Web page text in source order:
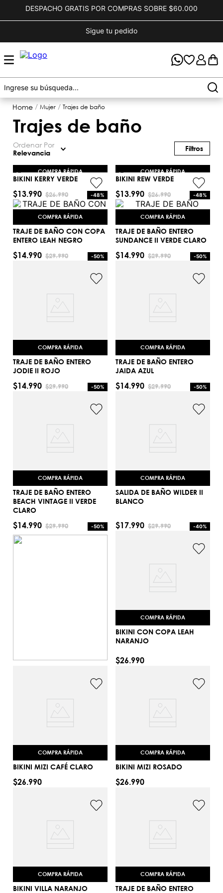
DESPACHO GRATIS POR COMPRAS SOBRE $60.000
Sigue tu pedido
mujer trajes de baño
trajes de baño
Ordenar Por
Relevancia
COMPRA RÁPIDA
L
AGREGAR AL CARRITO
BIKINI KERRY VERDE
$26.990
$13.990 -48%
COMPRA RÁPIDA
L
AGREGAR AL CARRITO
BIKINI REW VERDE
$26.990
$13.990 -48%
COMPRA RÁPIDA
L
TRAJE DE BAÑO CON COPA
ENTERO LEAH NEGRO
$29.990
$14.990 -50%
COMPRA RÁPIDA
S
TRAJE DE BAÑO ENTERO
SUNDANCE II VERDE CLARO
$29.990
$14.990 -50%
COMPRA RÁPIDA
S
TRAJE DE BAÑO ENTERO
JODIE II ROJO
$29.990
$14.990 -50%
COMPRA RÁPIDA
S
TRAJE DE BAÑO ENTERO
JAIDA AZUL
$29.990
$14.990 -50%
COMPRA RÁPIDA
AGREGAR AL CARRITO
TRAJE DE BAÑO ENTERO
BEACH VINTAGE II VERDE
CLARO
$29.990
$14.990 -50%
COMPRA RÁPIDA
SALIDA DE BAÑO WILDER II
BLANCO
$29.990
$17.990 -40%
COMPRA RÁPIDA
L
BIKINI CON COPA LEAH
NARANJO
$26.990
COMPRA RÁPIDA
BIKINI MIZI CAFÉ CLARO
$26.990
COMPRA RÁPIDA
BIKINI MIZI ROSADO
$26.990
COMPRA RÁPIDA
BIKINI VILLA NARANJO
COMPRA RÁPIDA
TRAJE DE BAÑO ENTERO